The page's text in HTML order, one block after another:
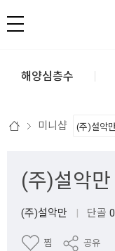
해양심층수
미니샵
(주)설악만
(주)설악만 | 단골 0
찜 공유